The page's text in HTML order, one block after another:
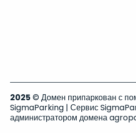
2025 © Домен припаркован с
SigmaParking | Сервис
администратором домена